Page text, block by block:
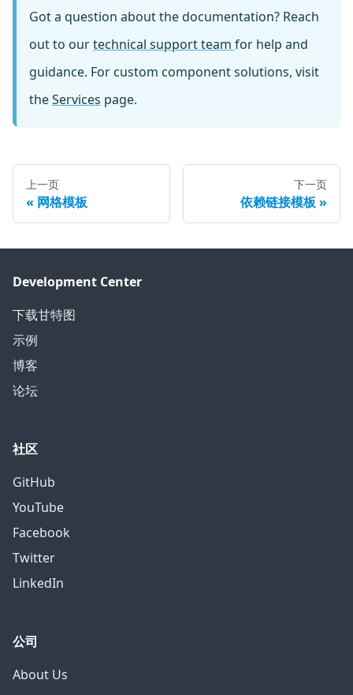
Got a question about the documentation? Reach
out to ourtechnical support team for help and
guidance. For custom component solutions, visit
theServices page.
上一页
网格模板
下一页
依赖链接模板
Development Center
下载甘特图
示例
博客
论坛
社区
GitHub
YouTube
Facebook
Twitter
LinkedIn
公司
About Us